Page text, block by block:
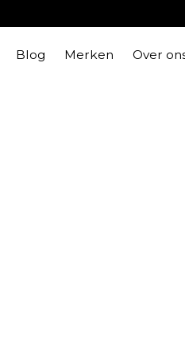
Blog Merken Over